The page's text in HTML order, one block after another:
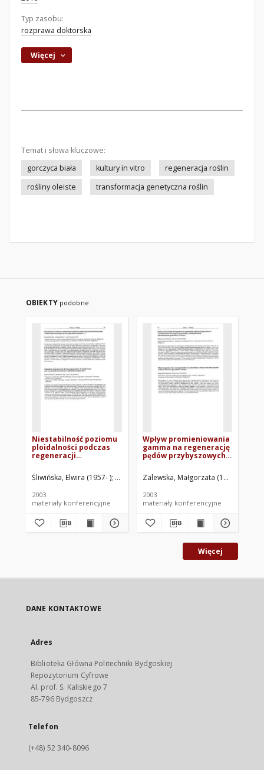
Typ zasobu:
rozprawa doktorska
Więcej
Temat i słowa kluczowe:
gorczyca biała
kultury in vitro
regeneracja roślin
rośliny oleiste
transformacja genetyczna roślin
OBIEKTY podobne
Niestabilność poziomu
ploidalności podczas
regeneracji
nietransformowanego
tytoniu (Nicotiana
Śliwińska, Elwira (1957- ) Zimny, Jarosław Drozdowska, Lucyna
2003
materiały konferencyjne
Wpływ promieniowania
gamma na regenerację
pędów przybyszowych z
liściowych chryzantemy
wielkokwiatowej
grandiflora Tzvelev)
Zalewska, Małgorzata (1954- )
2003
materiały konferencyjne
Więcej
DANE KONTAKTOWE
Adres
Biblioteka Główna Politechniki Bydgoskiej
Repozytorium Cyfrowe
Al. prof. S. Kaliskiego 7
85-796 Bydgoszcz
Telefon
(+48) 52 340-8096